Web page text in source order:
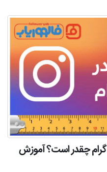
چقدر است؟ آموزش